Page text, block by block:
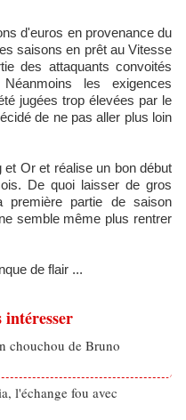
saisons en prêt au Vitesse
des attaquants convoités
les exigences
jugées trop élevées par le
de ne pas aller plus loin
Or et réalise un bon début
De quoi laisser de gros
partie de saison
semble même plus rentrer
de flair ...
intéresser
chouchou de Bruno
l'échange fou avec